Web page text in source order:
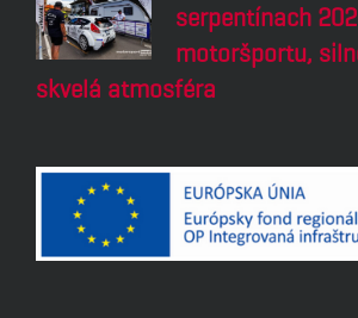
serpentínach
motoršportu,
skvelá atmosféra